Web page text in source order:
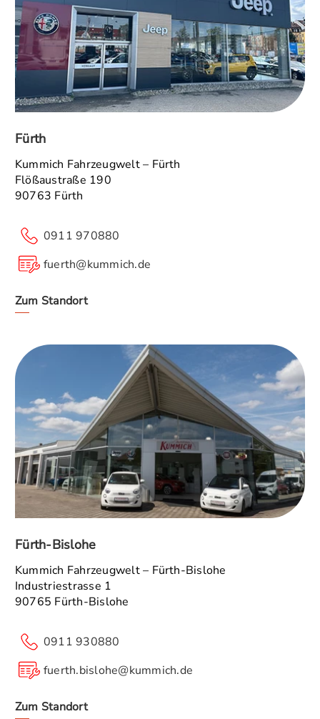
Fürth
Kummich Fahrzeugwelt – Fürth
Flößaustraße 190
90763 Fürth
0911 970880
fuerth@kummich.de
Zum Standort
Fürth-Bislohe
Kummich Fahrzeugwelt – Fürth-Bislohe
Industriestrasse 1
90765 Fürth-Bislohe
0911 930880
fuerth.bislohe@kummich.de
Zum Standort